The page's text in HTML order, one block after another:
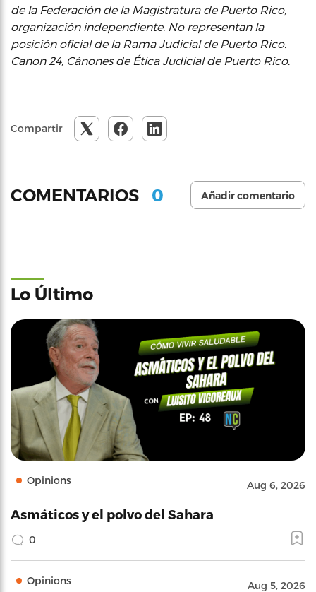
de la Federación de la Magistratura de Puerto Rico,
organización independiente. No representan la
posición oficial de la Rama Judicial de Puerto Rico.
Canon 24, Cánones de Ética Judicial de Puerto Rico.
Compartir
COMENTARIOS 0 Añadir comentario
Lo Último
Opinions Aug 6, 2026
Asmáticos y el polvo del Sahara
0
Opinions Aug 5, 2026